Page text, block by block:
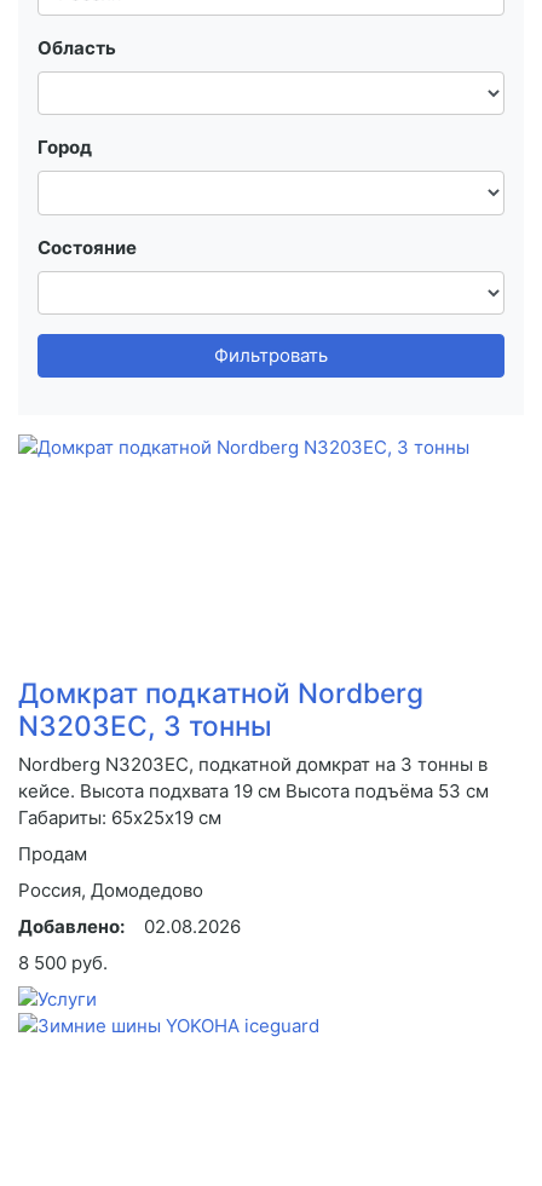
Область
Город
Состояние
Фильтровать
Домкрат подкатной Nordberg
N3203EC, 3 тонны
Nordberg N3203EC, подкатной домкрат на 3 тонны в
кейсе. Высота подхвата 19 см Высота подъёма 53 см
Габариты: 65х25х19 см
Продам
Россия, Домодедово
Добавлено:
02.08.2026
8 500 руб.